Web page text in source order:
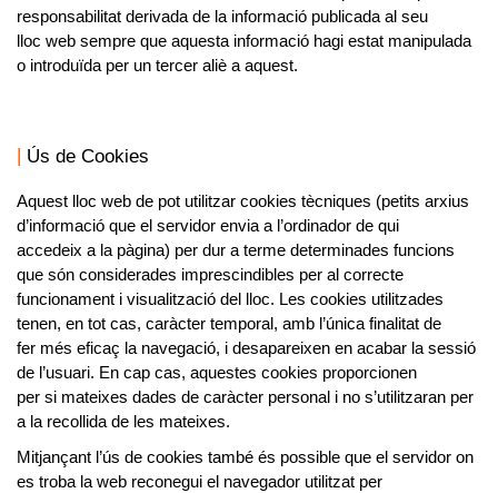
responsabilitat derivada de la informació publicada al seu
lloc web sempre que aquesta informació hagi estat manipulada
o introduïda per un tercer aliè a aquest.
Ús de Cookies
Aquest lloc web de pot utilitzar cookies tècniques (petits arxius
d’informació que el servidor envia a l’ordinador de qui
accedeix a la pàgina) per dur a terme determinades funcions
que són considerades imprescindibles per al correcte
funcionament i visualització del lloc. Les cookies utilitzades
tenen, en tot cas, caràcter temporal, amb l’única finalitat de
fer més eficaç la navegació, i desapareixen en acabar la sessió
de l’usuari. En cap cas, aquestes cookies proporcionen
per si mateixes dades de caràcter personal i no s’utilitzaran per
a la recollida de les mateixes.
Mitjançant l’ús de cookies també és possible que el servidor on
es troba la web reconegui el navegador utilitzat per